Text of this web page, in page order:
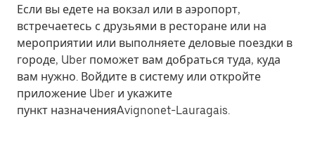
Если вы едете на вокзал или в аэропорт,
встречаетесь с друзьями в ресторане или на
мероприятии или выполняете деловые поездки в
городе, Uber поможет вам добраться туда, куда
вам нужно. Войдите в систему или откройте
приложение Uber и укажите
пункт назначенияAvignonet-Lauragais.